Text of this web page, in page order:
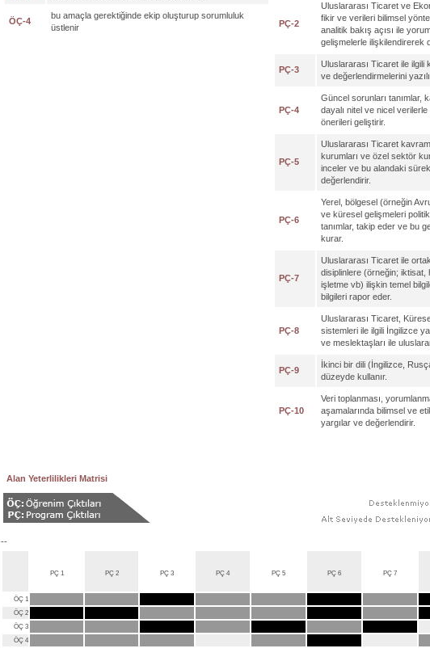
ÖÇ-4
bu amaçla gerektiğinde ekip oluşturup sorumluluk
üstlenir
PÇ-2
Uluslararası Ticaret ve
fikir ve verileri bilimsel
analitik bakış açısı ile
gelişmelerle ilişkilendirerek
PÇ-3
Uluslararası Ticaret ile
ve değerlendirmelerini
PÇ-4
Güncel sorunları tanımlar,
dayalı nitel ve nicel
önerileri geliştirir.
PÇ-5
Uluslararası Ticaret
kurumları ve özel sektör
inceler ve bu alandaki
değerlendirir.
PÇ-6
Yerel, bölgesel (örneğin
ve küresel gelişmeleri
tanımlar, takip eder ve bu
kurar.
PÇ-7
Uluslararası Ticaret ile
disiplinlere (örneğin; iktisat,
işletme vb) ilişkin temel
bilgileri rapor eder.
PÇ-8
Uluslararası Ticaret,
sistemleri ile ilgili İngilizce
ve meslektaşları ile
PÇ-9
İkinci bir dili (İngilizce,
düzeyde kullanır.
PÇ-10
Veri toplanması,
aşamalarında bilimsel ve
yargılar ve değerlendirir.
Alan Yeterlilikleri Matrisi
--
PÇ 1 PÇ 2 PÇ 3 PÇ 4 PÇ 5 PÇ 6 PÇ 7
ÖÇ 1
ÖÇ 2
ÖÇ 3
ÖÇ 4